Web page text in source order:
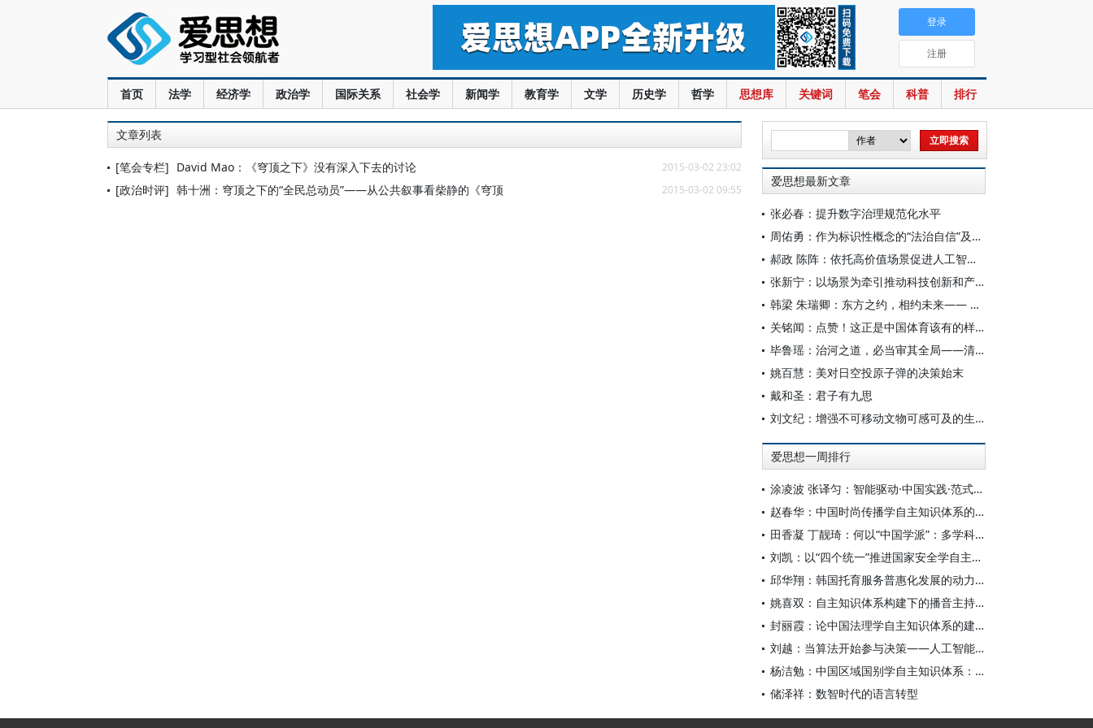
首页 法学 经济学 政治学 国际关系 社会学 新闻学 教育学 文学 历史学 哲学 思想库 关键词 笔会 科普 排行
登录
注册
文章列表
[笔会专栏] David Mao：《穹顶之下》没有深入下去的讨论 2015-03-02 23:02
[政治时评] 韩十洲：穹顶之下的“全民总动员”——从公共叙事看柴静的《穹顶 2015-03-02 09:55
爱思想最新文章
张必春：提升数字治理规范化水平
周佑勇：作为标识性概念的“法治自信”及其时代意蕴
郝政 陈阵：依托高价值场景促进人工智能高质量数据集建设
张新宁：以场景为牵引推动科技创新和产业创新深度融合
韩梁 朱瑞卿：东方之约，相约未来—— 中国元首外交的世界情怀与大国气派
关铭闻：点赞！这正是中国体育该有的样子
毕鲁瑶：治河之道，必当审其全局——清代靳辅的治水理念与实践
姚百慧：美对日空投原子弹的决策始末
戴和圣：君子有九思
刘文纪：增强不可移动文物可感可及的生命力
爱思想一周排行
涂凌波 张译匀：智能驱动·中国实践·范式创新：“构建中国新闻传播学自主知识体系”专题研讨会综述
赵春华：中国时尚传播学自主知识体系的内在逻辑与实践路径
田香凝 丁靓琦：何以“中国学派”：多学科视野下中国特色新闻传播学建设的研究
刘凯：以“四个统一”推进国家安全学自主知识体系构建
邱华翔：韩国托育服务普惠化发展的动力机制、制度路径与政策效应
姚喜双：自主知识体系构建下的播音主持高等专业教育研究
封丽霞：论中国法理学自主知识体系的建构
刘越：当算法开始参与决策——人工智能重塑全球治理的底层逻辑
杨洁勉：中国区域国别学自主知识体系：本原、借鉴和建构
储泽祥：数智时代的语言转型